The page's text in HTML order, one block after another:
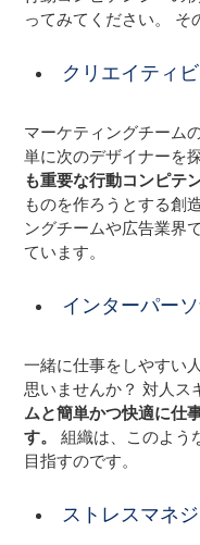
ってみてください。 そ
クリエイティ
マーケティングチーム
単に次のデザイナーを
も重要な行動コンピテ
ものを作ろうとする創
ングチームや広告業界
ています。
インターパー
一緒に仕事をしやすい
思いませんか？ 対人ス
ムと簡単かつ快適に仕
す。組織は、このよう
目指すのです。
ストレスマネ